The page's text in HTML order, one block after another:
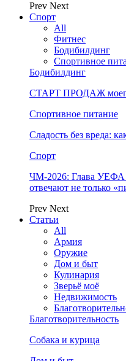
Prev Next
Спорт
All
Фитнес
Бодибилдинг
Спортивное
Бодибилдинг
СТАРТ ПРОДАЖ
Спортивное питание
Сладость без вреда:
Спорт
ЧМ-2026: Глава УЕФА
отвечают не только
Prev Next
Статьи
All
Армия
Оружие
Дом и быт
Кулинария
Зверьё моё
Недвижимость
Благотворительность
Собака и курица